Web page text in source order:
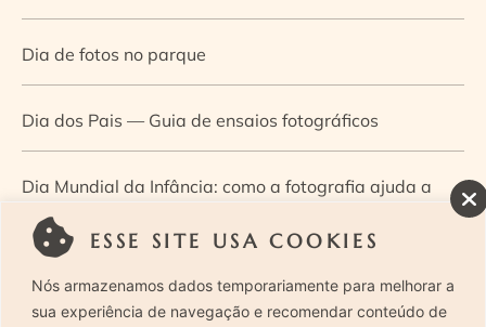
ESSE SITE USA COOKIES
Nós armazenamos dados temporariamente para melhorar a
sua experiência de navegação e recomendar conteúdo de
Dia de fotos no parque
Dia dos Pais — Guia de ensaios fotográficos
Dia Mundial da Infância: como a fotografia ajuda a
construir a memória e a identidade da criança
Diário de uma grávida e sua pequena